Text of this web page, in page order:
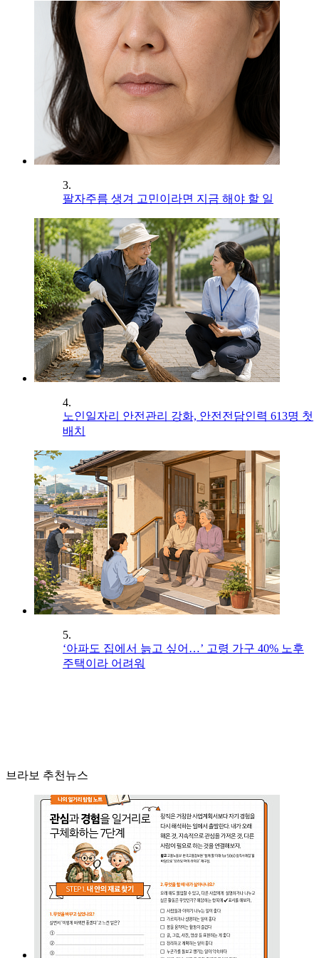
3.
팔자주름 생겨 고민이라면 지금 해야 할 일
4.
노인일자리 안전관리 강화, 안전전담인력 613명 첫
배치
5.
‘아파도 집에서 늙고 싶어…’ 고령 가구 40% 노후
주택이라 어려워
브라보 추천뉴스